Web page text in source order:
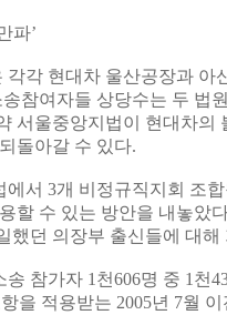
파’
각 현대차 울산공장과 아
참여자들 상당수는 두 법
서울중앙지법이 현대차의
돌아갈 수 있다.
서 3개 비정규직지회 조
할 수 있는 방안을 내놓았
했던 의장부 출신들에 대
참가자 1천606명 중 1천
을 적용받는 2005년 7월